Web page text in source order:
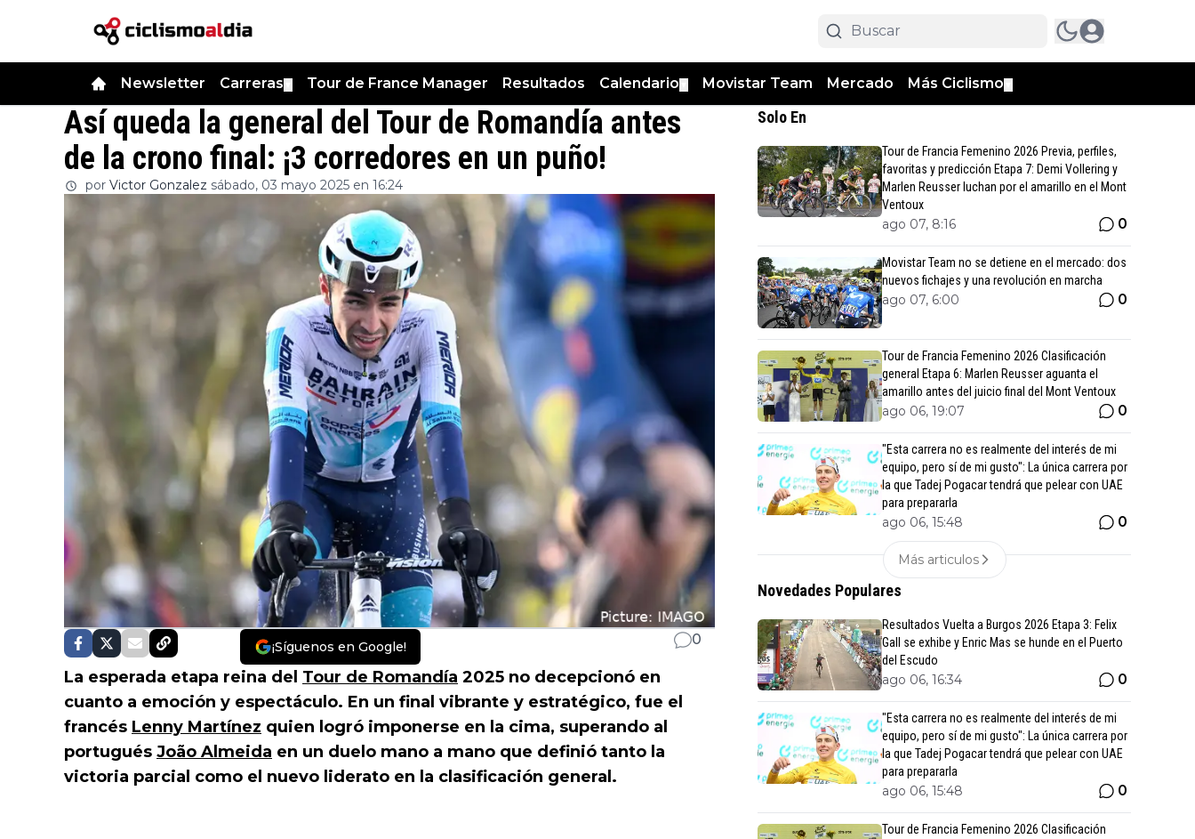
Newsletter Carreras Tour de France Manager Resultados Calendario Movistar Team Mercado Más Ciclismo
Así queda la general del Tour de Romandía antes
de la crono final: ¡3 corredores en un puño!
por Victor Gonzalez sábado, 03 mayo 2025 en 16:24
¡Síguenos en Google! 0
La esperada etapa reina del Tour de Romandía 2025 no decepcionó en
cuanto a emoción y espectáculo. En un final vibrante y estratégico, fue el
francés Lenny Martínez quien logró imponerse en la cima, superando al
portugués João Almeida en un duelo mano a mano que definió tanto la
victoria parcial como el nuevo liderato en la clasificación general.
Solo En
Tour de Francia Femenino 2026 Previa, perfiles,
favoritas y predicción Etapa 7: Demi Vollering y
Marlen Reusser luchan por el amarillo en el Mont
Ventoux
ago 07, 8:16 0
Movistar Team no se detiene en el mercado: dos
nuevos fichajes y una revolución en marcha
ago 07, 6:00 0
Tour de Francia Femenino 2026 Clasificación
general Etapa 6: Marlen Reusser aguanta el
amarillo antes del juicio final del Mont Ventoux
ago 06, 19:07 0
"Esta carrera no es realmente del interés de mi
equipo, pero sí de mi gusto": La única carrera por
la que Tadej Pogacar tendrá que pelear con UAE
para prepararla
ago 06, 15:48 0
Más articulos
Novedades Populares
Resultados Vuelta a Burgos 2026 Etapa 3: Felix
Gall se exhibe y Enric Mas se hunde en el Puerto
del Escudo
ago 06, 16:34 0
"Esta carrera no es realmente del interés de mi
equipo, pero sí de mi gusto": La única carrera por
la que Tadej Pogacar tendrá que pelear con UAE
para prepararla
ago 06, 15:48 0
Tour de Francia Femenino 2026 Clasificación